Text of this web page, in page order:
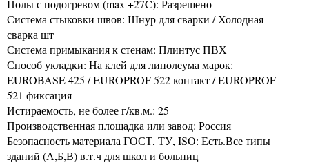
Полы с подогревом (max +27C): Разрешено
Система стыковки швов: Шнур для сварки / Холодная
сварка шт
Система примыкания к стенам: Плинтус ПВХ
Способ укладки: На клей для линолеума марок:
EUROBASE 425 / EUROPROF 522 контакт / EUROPROF
521 фиксация
Истираемость, не более г/кв.м.: 25
Производственная площадка или завод: Россия
Безопасность материала ГОСТ, ТУ, ISO: Есть.Все типы
зданий (А,Б,В) в.т.ч для школ и больниц